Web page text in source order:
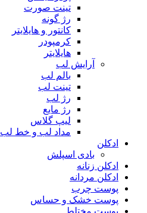
تینت صورت
رژ گونه
کانتور و هایلایتر
کرمپودر
هایلایتر
آرایش لب
بالم لب
تینت لب
رژ لب
رژ مایع
لیپ گلاس
مداد لب و خط لب
ادکلن
بادی اسپلش
ادکلن زنانه
ادکلن مردانه
پوست چرب
پوست خشک و حساس